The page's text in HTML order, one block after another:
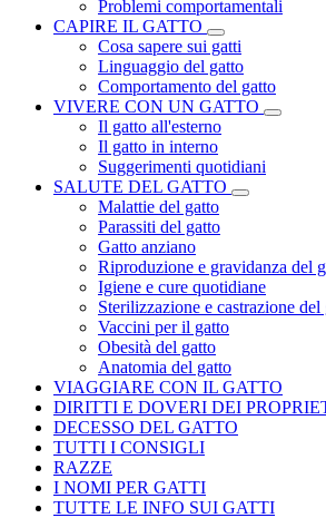
Problemi comportamentali
CAPIRE IL GATTO
Cosa sapere sui gatti
Linguaggio del gatto
Comportamento del gatto
VIVERE CON UN GATTO
Il gatto all'esterno
Il gatto in interno
Suggerimenti quotidiani
SALUTE DEL GATTO
Malattie del gatto
Parassiti del gatto
Gatto anziano
Riproduzione e gravidanza del
Igiene e cure quotidiane
Sterilizzazione e castrazione del
Vaccini per il gatto
Obesità del gatto
Anatomia del gatto
VIAGGIARE CON IL GATTO
DIRITTI E DOVERI DEI
DECESSO DEL GATTO
TUTTI I CONSIGLI
RAZZE
I NOMI PER GATTI
TUTTE LE INFO SUI GATTI